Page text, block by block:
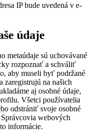
IP bude uvedená v e-
údaje
metaúdaje sú uchovávané
rozpoznať a schváliť
aby museli byť podržané
zaregistrujú na našich
aj osobné údaje,
Všetci používatelia
odstrániť svoje osobné
webových
informácie.